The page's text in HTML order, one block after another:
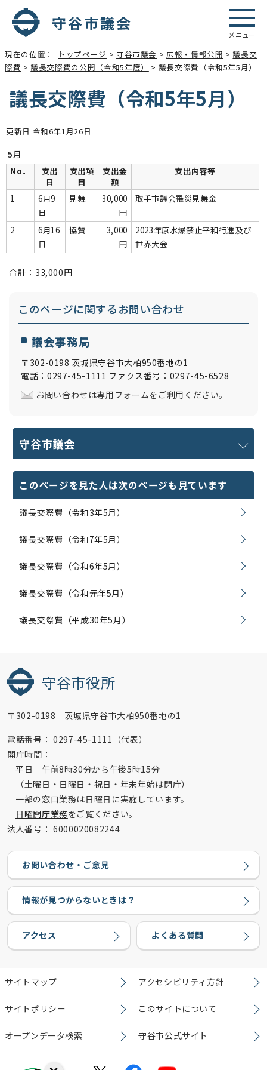
メニュー
現在の位置： トップページ > 守谷市議会 >広報・情報公開 > 議長交
際費 > 議長交際費の公開（令和5年度） > 議長交際費（令和5年5月）
議長交際費（令和5年5月）
更新日 令和6年1月26日
5月
No．
支出
日
支出項
目
支出金
額
支出内容等
1
6月9
日
見舞
30,000
円
取手市議会罹災見舞金
2
6月16
日
協賛
3,000
円
2023年原水爆禁止平和行進及び
世界大会
合計：33,000円
このページに関するお問い合わせ
議会事務局
〒302-0198 茨城県守谷市大柏950番地の1
電話：0297-45-1111 ファクス番号：0297-45-6528
お問い合わせは専用フォームをご利用ください。
守谷市議会
このページを見た人は次のページも見ています
議長交際費（令和3年5月）
議長交際費（令和7年5月）
議長交際費（令和6年5月）
議長交際費（令和元年5月）
議長交際費（平成30年5月）
守谷市役所
〒302-0198 茨城県守谷市大柏950番地の1
電話番号： 0297-45-1111（代表）
開庁時間：
平日 午前8時30分から午後5時15分
（土曜日・日曜日・祝日・年末年始は閉庁）
一部の窓口業務は日曜日に実施しています。
日曜開庁業務をご覧ください。
法人番号： 6000020082244
お問い合わせ・ご意見
情報が見つからないときは？
アクセス よくある質問
サイトマップ アクセシビリティ方針
サイトポリシー このサイトについて
オープンデータ検索 守谷市公式サイト